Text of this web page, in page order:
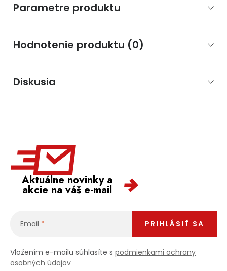
Parametre produktu
Hodnotenie produktu (0)
Diskusia
Aktuálne novinky a
akcie na váš e-mail
Email
Vložením e-mailu súhlasíte s podmienkami ochrany
osobných údajov
PRIHLÁSIŤ SA